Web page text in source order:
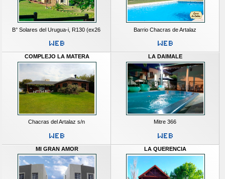
B° Solares del Urugua-i, R130 (ex26 Barrio Chacras de Artalaz
COMPLEJO LA MATERA
Chacras del Artalaz s/n
LA DAIMALE
Mitre 366
MI GRAN AMOR LA QUERENCIA